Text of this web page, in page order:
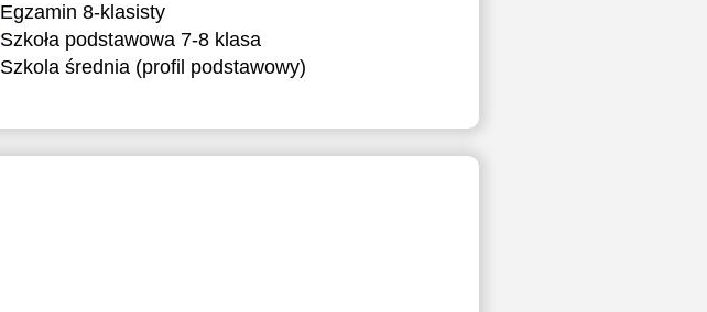
Egzamin 8-klasisty
Szkoła podstawowa 7-8 klasa
Szkola średnia (profil podstawowy)